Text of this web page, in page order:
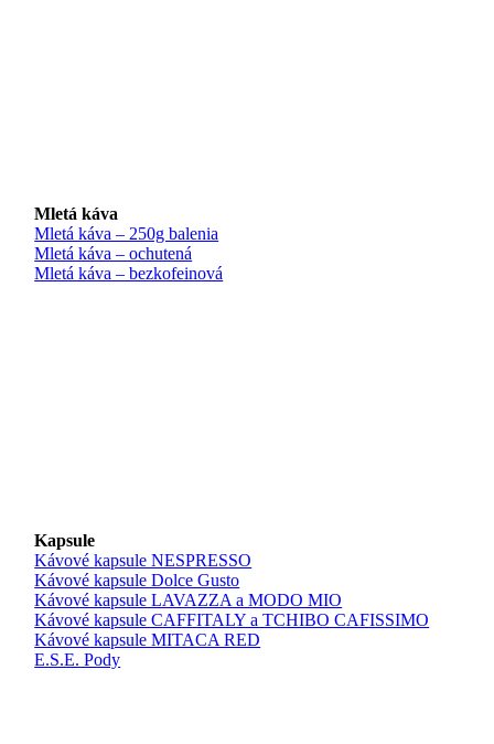
Mletá káva
Mletá káva – 250g balenia
Mletá káva – ochutená
Mletá káva – bezkofeinová
Kapsule
Kávové kapsule NESPRESSO
Kávové kapsule Dolce Gusto
Kávové kapsule LAVAZZA a MODO MIO
Kávové kapsule CAFFITALY a TCHIBO CAFISSIMO
Kávové kapsule MITACA RED
E.S.E. Pody